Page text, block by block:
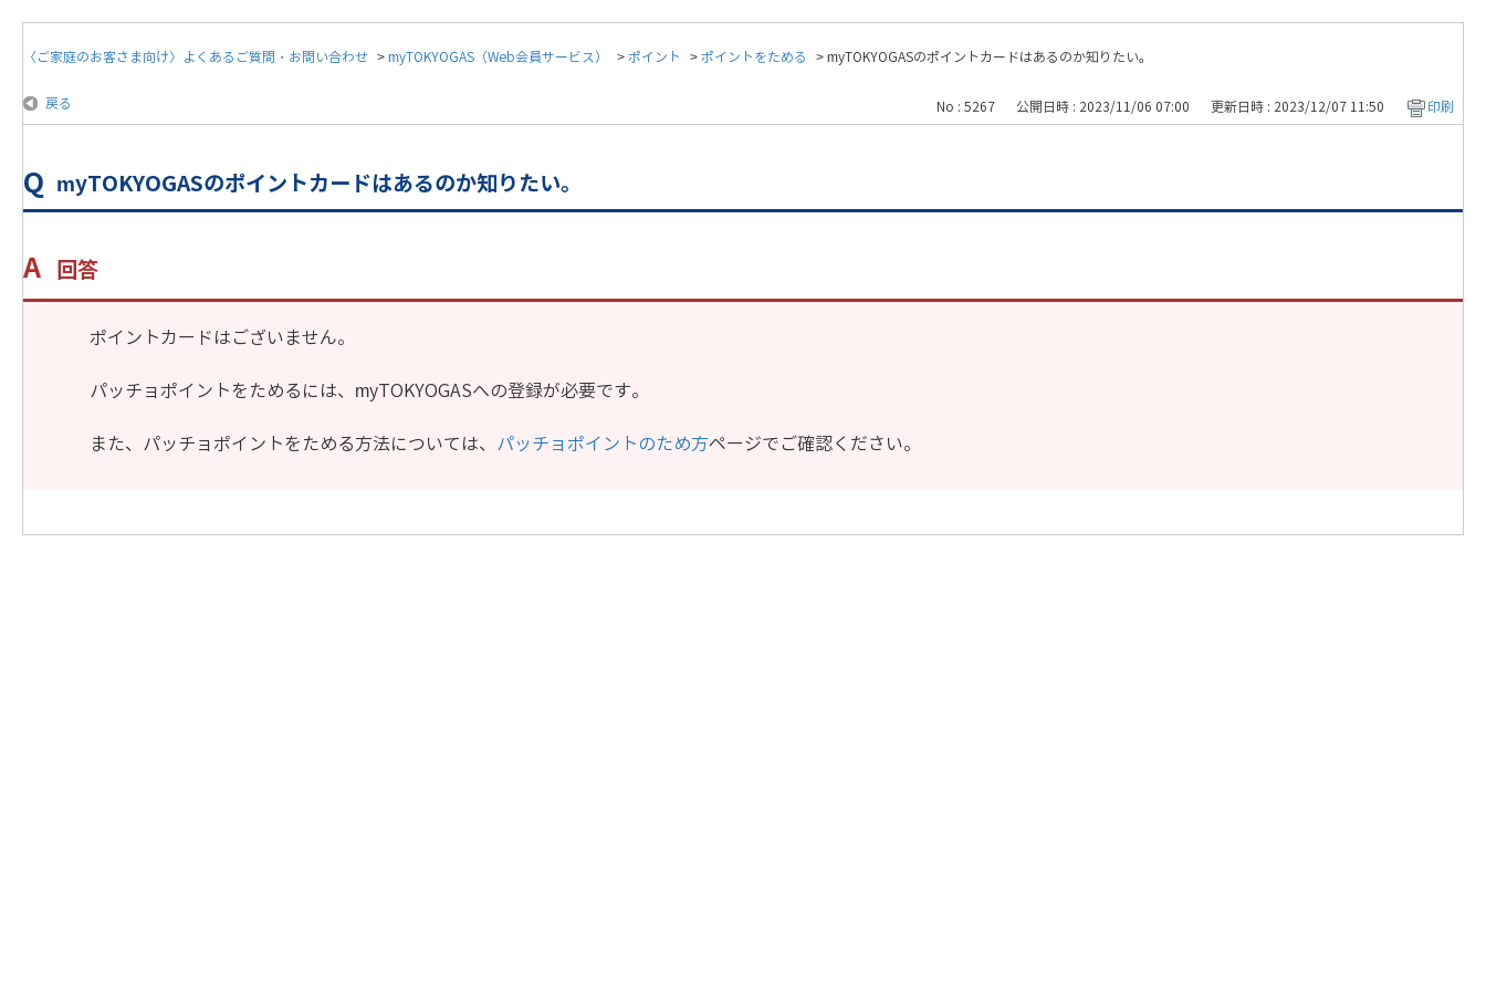
〈ご家庭のお客さま向け〉よくあるご質問・お問い合わせ >myTOKYOGAS（Web会員サービス） >ポイント >ポイントをためる >myTOKYOGASのポイントカードはあるのか知りたい。
戻る No : 5267 公開日時 : 2023/11/06 07:00 更新日時 : 2023/12/07 11:50 印刷
myTOKYOGASのポイントカードはあるのか知りたい。
回答
ポイントカードはございません。
パッチョポイントをためるには、myTOKYOGASへの登録が必要です。
また、パッチョポイントをためる方法については、 パッチョポイントのため方ページでご確認ください。